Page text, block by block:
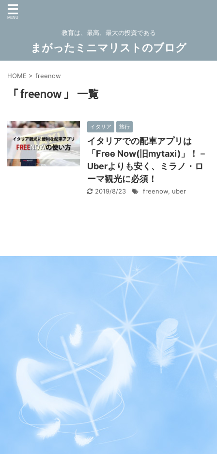
教育は、最高、最大の投資である
まがったミニマリストのブログ
HOME > freenow
「 freenow 」 一覧
イタリア 旅行
イタリアでの配車アプリは
「Free Now(旧mytaxi)」！－
Uberよりも安く、ミラノ・ロ
ーマ観光に必須！
2019/8/23 freenow, uber